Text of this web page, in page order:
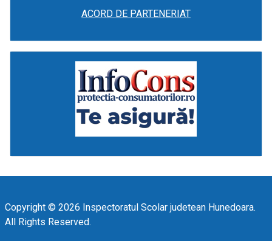
ACORD DE PARTENERIAT
Copyright © 2026 Inspectoratul Scolar judetean Hunedoara.
All Rights Reserved.